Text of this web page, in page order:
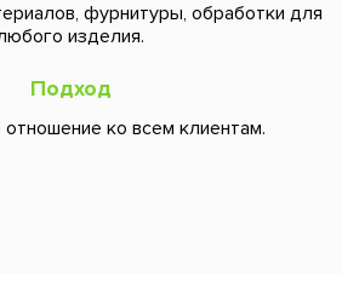
фурнитуры, обработки для
изделия.
Подход
ко всем клиентам.